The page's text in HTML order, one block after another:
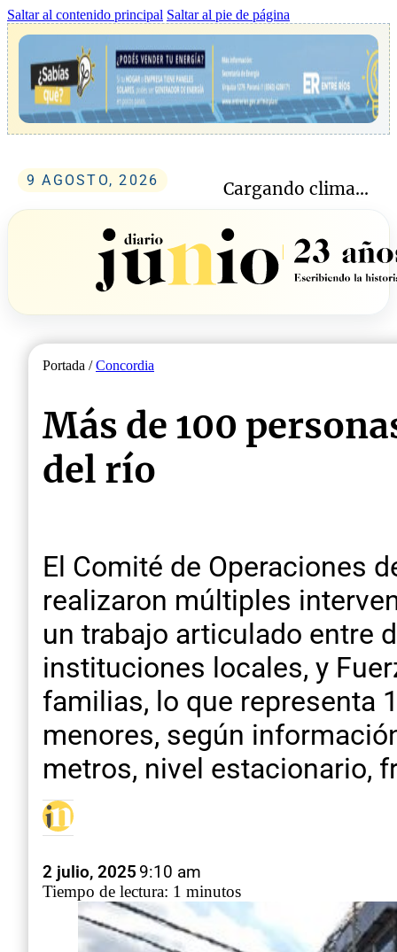
Saltar al contenido principal Saltar al pie de página
9 AGOSTO, 2026 Cargando clima...
Portada /Concordia
Más de 100
del río
El Comité de Operaciones
realizaron múltiples
un trabajo articulado entre
instituciones locales, y
familias, lo que representa
menores, según
metros, nivel estacionario,
2 julio, 2025 9:10 am
Tiempo de lectura: 1 minutos